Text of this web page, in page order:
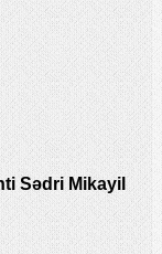
Sədri Mikayil